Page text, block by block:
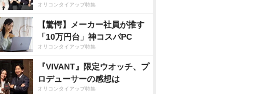
オリコンタイアップ特集
【驚愕】メーカー社員が推す
「10万円台」神コスパPC
オリコンタイアップ特集
『VIVANT』限定ウオッチ、プ
ロデューサーの感想は
オリコンタイアップ特集